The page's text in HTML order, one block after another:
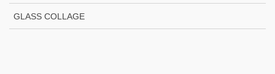
GLASS COLLAGE